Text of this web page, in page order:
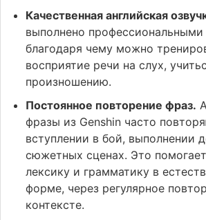
Качественная английская
выполнено профессиональными
благодаря чему можно
восприятие речи на слух,
произношению.
Постоянное повторение фраз.
фразы из Genshin часто
вступлении в бой, выполнении
сюжетных сценах. Это
лексику и грамматику в
форме, через регулярное
контексте.